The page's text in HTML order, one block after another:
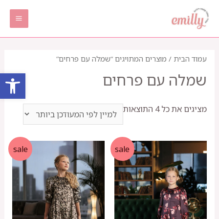
פתח
לתוכן
עמוד הבית / מוצרים המתויגים “שמלה עם פרחים”
שמלה עם פרחים
מציגים את כל ⁦4⁩ התוצאות
ממוין
לפי
העדכני
ביותר
sale
sale